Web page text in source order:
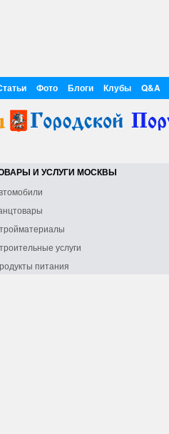
Фото Блоги Клубы Q&A
И УСЛУГИ МОСКВЫ
услуги
питания